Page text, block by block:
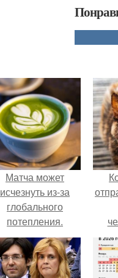
Матча может
исчезнуть из-за
глобального
потепления.